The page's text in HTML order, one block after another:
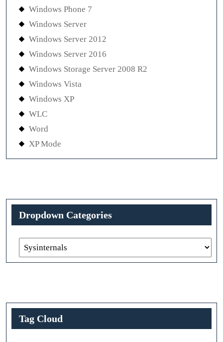
Windows Phone 7
Windows Server
Windows Server 2012
Windows Server 2016
Windows Storage Server 2008 R2
Windows Vista
Windows XP
WLC
Word
XP Mode
Dropdown Categories
Tag Cloud